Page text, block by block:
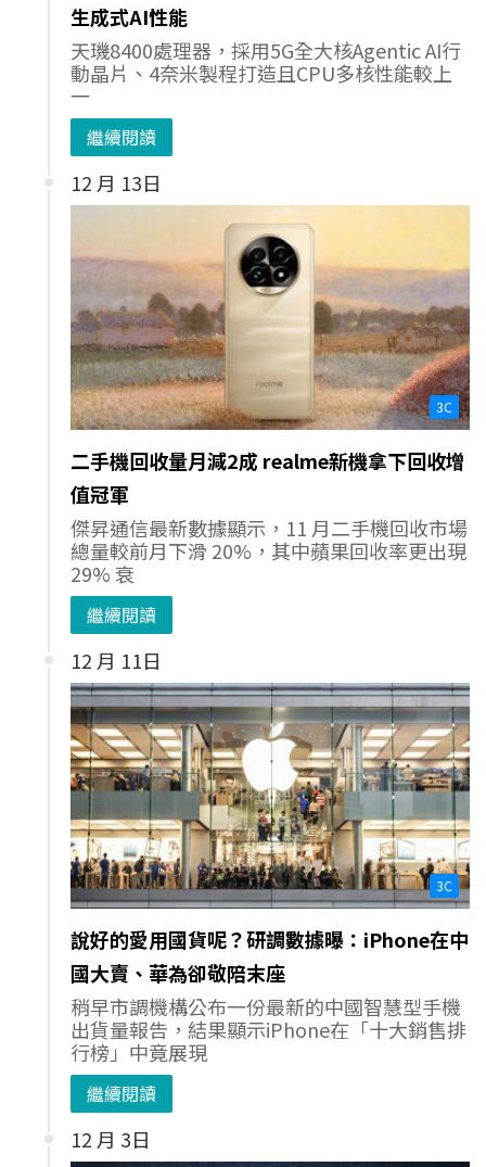
生成式AI性能
天璣8400處理器，採用5G全大核Agentic AI行
動晶片、4奈米製程打造且CPU多核性能較上
一
繼續閱讀
12 月 13日
3C
二手機回收量月減2成 realme新機拿下回收增
值冠軍
傑昇通信最新數據顯示，11 月二手機回收市場
總量較前月下滑 20%，其中蘋果回收率更出現
29% 衰
繼續閱讀
12 月 11日
3C
說好的愛用國貨呢？研調數據曝：iPhone在中
國大賣、華為卻敬陪末座
稍早市調機構公布一份最新的中國智慧型手機
出貨量報告，結果顯示iPhone在「十大銷售排
行榜」中竟展現
繼續閱讀
12 月 3日